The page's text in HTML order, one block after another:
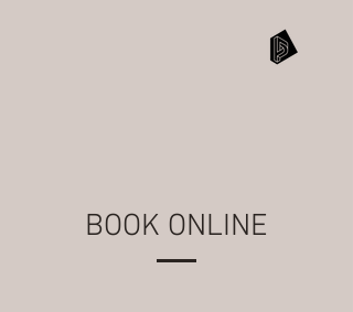
BOOK ONLINE